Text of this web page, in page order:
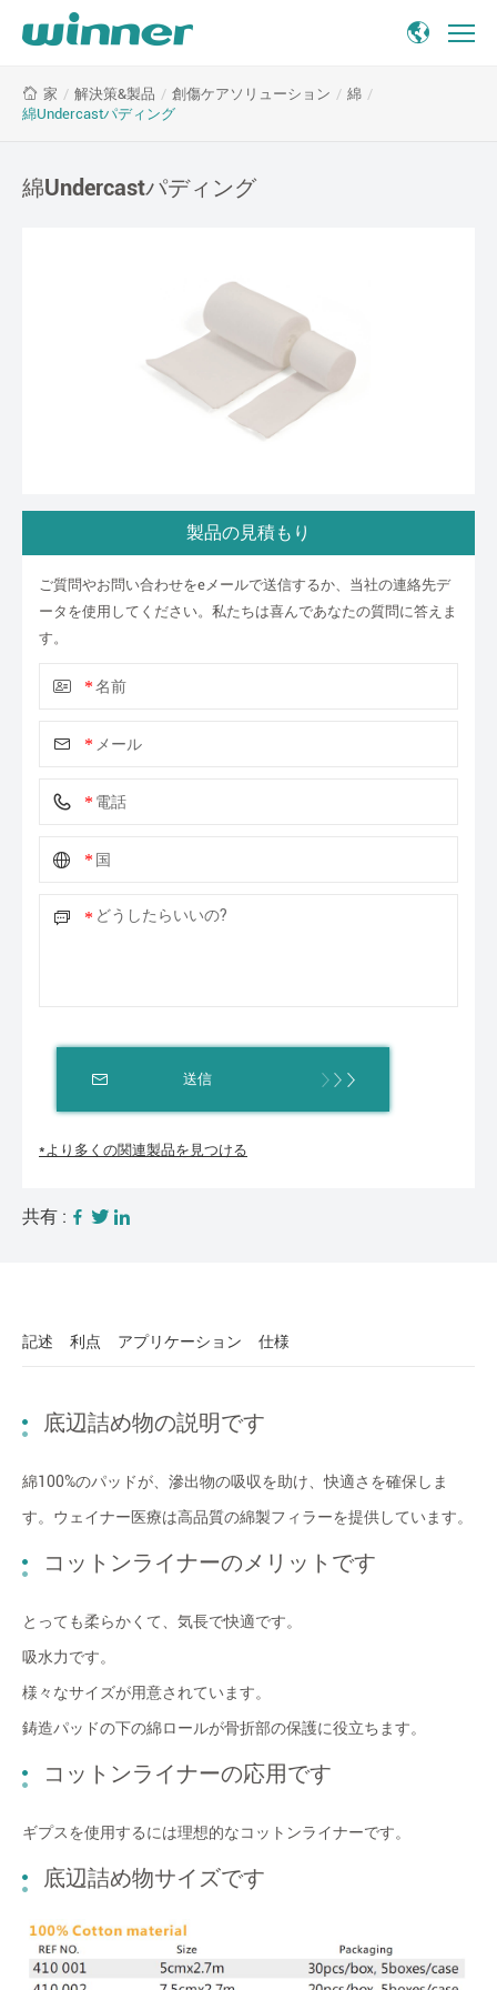
Undercast
家 / 解決策&製品 / 創傷ケアソリューション / 綿 /
綿Undercastパディング
綿Undercastパディング
製品の見積もり
ご質問やお問い合わせをeメールで送信するか、当社の連絡先デ
ータを使用してください。私たちは喜んであなたの質問に答えま
す。
送信
*より多くの関連製品を見つける
共有 :
記述 利点 アプリケーション 仕様
底辺詰め物の説明です
綿100%のパッドが、滲出物の吸収を助け、快適さを確保しま
す。ウェイナー医療は高品質の綿製フィラーを提供しています。
コットンライナーのメリットです
とっても柔らかくて、気長で快適です。
吸水力です。
様々なサイズが用意されています。
鋳造パッドの下の綿ロールが骨折部の保護に役立ちます。
コットンライナーの応用です
ギプスを使用するには理想的なコットンライナーです。
底辺詰め物サイズです